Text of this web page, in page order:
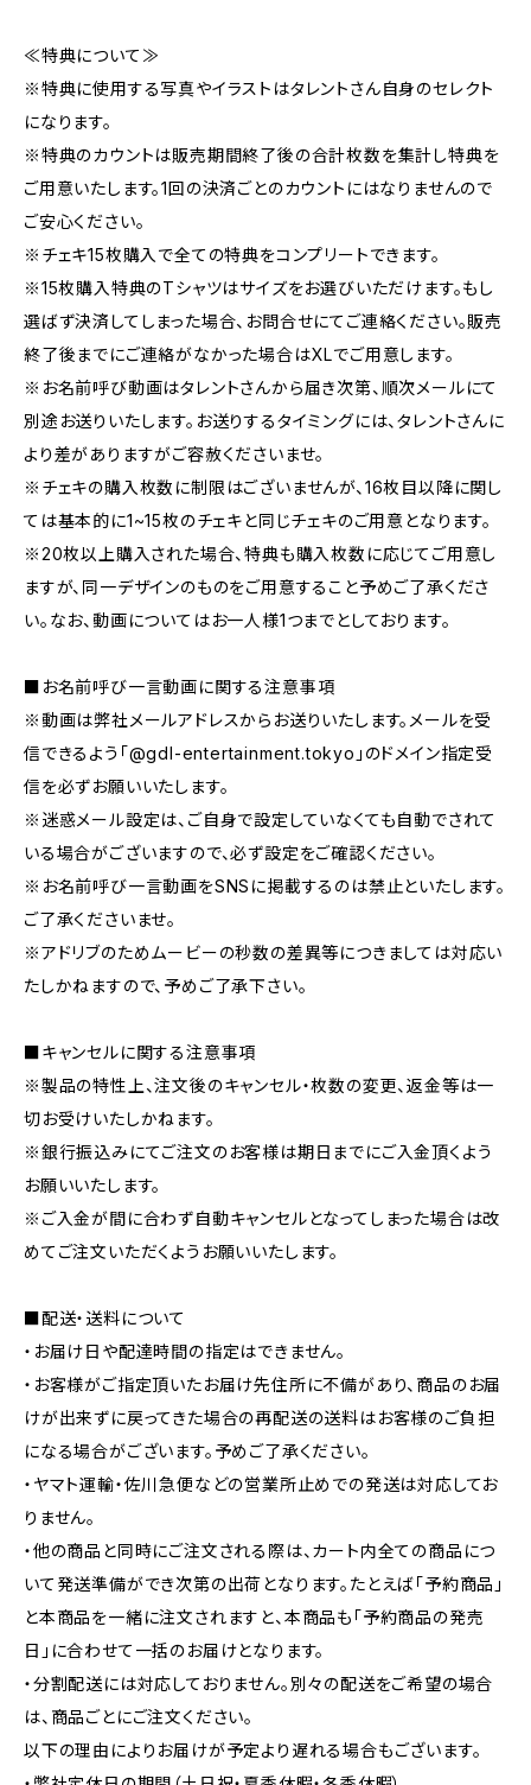
≪特典について≫
※特典に使用する写真やイラストはタレントさん自身のセレクト
になります。
※特典のカウントは販売期間終了後の合計枚数を集計し特典を
ご用意いたします。1回の決済ごとのカウントにはなりませんので
ご安心ください。
※チェキ15枚購入で全ての特典をコンプリートできます。
※15枚購入特典のTシャツはサイズをお選びいただけます。もし
選ばず決済してしまった場合、お問合せにてご連絡ください。販売
終了後までにご連絡がなかった場合はXLでご用意します。
※お名前呼び動画はタレントさんから届き次第、順次メールにて
別途お送りいたします。お送りするタイミングには、タレントさんに
より差がありますがご容赦くださいませ。
※チェキの購入枚数に制限はございませんが、16枚目以降に関し
ては基本的に1~15枚のチェキと同じチェキのご用意となります。
※20枚以上購入された場合、特典も購入枚数に応じてご用意し
ますが、同一デザインのものをご用意すること予めご了承くださ
い。なお、動画についてはお一人様1つまでとしております。
■お名前呼び一言動画に関する注意事項
※動画は弊社メールアドレスからお送りいたします。メールを受
信できるよう「@gdl-entertainment.tokyo」のドメイン指定受
信を必ずお願いいたします。
※迷惑メール設定は、ご自身で設定していなくても自動でされて
いる場合がございますので、必ず設定をご確認ください。
※お名前呼び一言動画をSNSに掲載するのは禁止といたします。
ご了承くださいませ。
※アドリブのためムービーの秒数の差異等につきましては対応い
たしかねますので、予めご了承下さい。
■キャンセルに関する注意事項
※製品の特性上、注文後のキャンセル・枚数の変更、返金等は一
切お受けいたしかねます。
※銀行振込みにてご注文のお客様は期日までにご入金頂くよう
お願いいたします。
※ご入金が間に合わず自動キャンセルとなってしまった場合は改
めてご注文いただくようお願いいたします。
■配送・送料について
・お届け日や配達時間の指定はできません。
・お客様がご指定頂いたお届け先住所に不備があり、商品のお届
けが出来ずに戻ってきた場合の再配送の送料はお客様のご負担
になる場合がございます。予めご了承ください。
・ヤマト運輸・佐川急便などの営業所止めでの発送は対応してお
りません。
・他の商品と同時にご注文される際は、カート内全ての商品につ
いて発送準備ができ次第の出荷となります。たとえば「予約商品」
と本商品を一緒に注文されますと、本商品も「予約商品の発売
日」に合わせて一括のお届けとなります。
・分割配送には対応しておりません。別々の配送をご希望の場合
は、商品ごとにご注文ください。
以下の理由によりお届けが予定より遅れる場合もございます。